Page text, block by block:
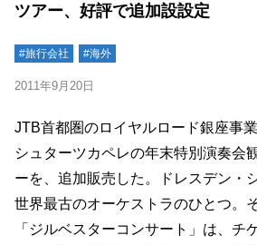
ツアー、好評で追加設設定
#旅行会社 #海外
2011年9月20日
JTB首都圏のロイヤルロード銀座事
シュターツカペレの年末特別演奏会
ーを、追加販売した。ドレスデン・
世界最古のオーケストラのひとつ。
「ジルベスターコンサート」は、チ